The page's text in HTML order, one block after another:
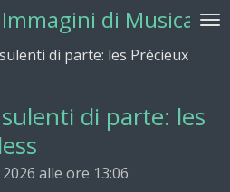
Immagini di Musica
di parte: les Précieux
di parte: les
alle ore 13:06